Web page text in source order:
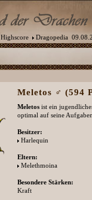
Highscore Dragopedia
Meletos ♂ (594
Meletos ist ein
optimal auf seine
Besitzer:
Harlequin
Eltern:
Melethmoina
Besondere Stärken:
Kraft